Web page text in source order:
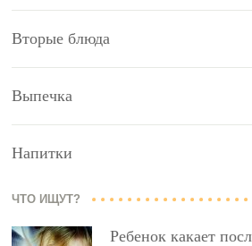
Вторые блюда
Выпечка
Напитки
ЧТО ИЩУТ?
Ребенок какает